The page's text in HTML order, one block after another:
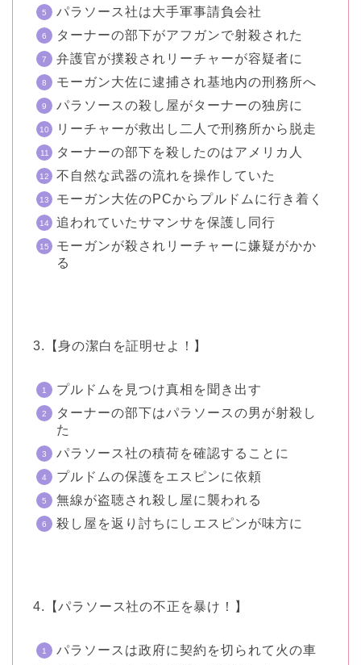
パラソース社は大手軍事請負会社
ターナーの部下がアフガンで射殺された
弁護官が撲殺されリーチャーが容疑者に
モーガン大佐に逮捕され基地内の刑務所へ
パラソースの殺し屋がターナーの独房に
リーチャーが救出し二人で刑務所から脱走
ターナーの部下を殺したのはアメリカ人
不自然な武器の流れを操作していた
モーガン大佐のPCからプルドムに行き着く
追われていたサマンサを保護し同行
モーガンが殺されリーチャーに嫌疑がかか
る
3.【身の潔白を証明せよ！】
プルドムを見つけ真相を聞き出す
ターナーの部下はパラソースの男が射殺し
た
パラソース社の積荷を確認することに
プルドムの保護をエスピンに依頼
無線が盗聴され殺し屋に襲われる
殺し屋を返り討ちにしエスピンが味方に
4.【パラソース社の不正を暴け！】
パラソースは政府に契約を切られて火の車